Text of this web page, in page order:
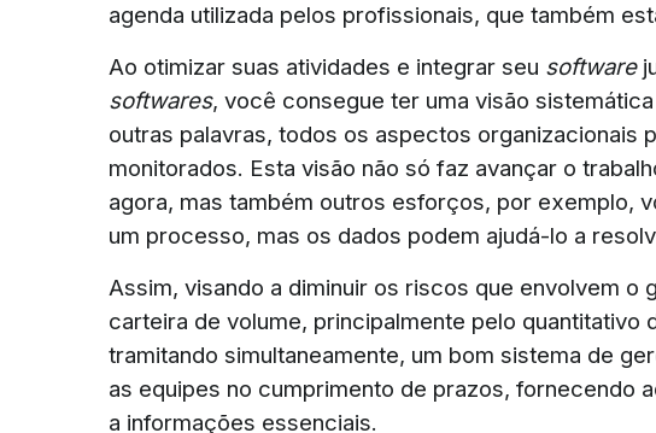
agenda utilizada pelos profissionais, que também
Ao otimizar suas atividades e integrar seu software
softwares, você consegue ter uma visão
outras palavras, todos os aspectos organizacionais
monitorados. Esta visão não só faz avançar o
agora, mas também outros esforços, por exemplo,
um processo, mas os dados podem ajudá-lo a
Assim, visando a diminuir os riscos que envolvem o
carteira de volume, principalmente pelo quantitativo
tramitando simultaneamente, um bom sistema de
as equipes no cumprimento de prazos, fornecendo
a informações essenciais.